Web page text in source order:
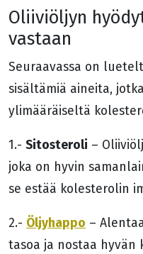
Oliiviöljyn
vastaan
Seuraavassa on
sisältämiä aineita,
ylimääräiseltä
1.- Sitosteroli –
joka on hyvin
se estää kolesterolin
2.- Öljyhappo –
tasoa ja nostaa hyvän